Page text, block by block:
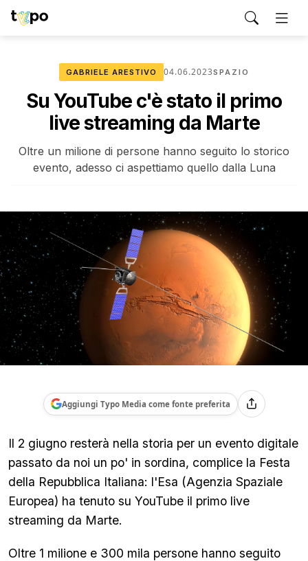
GABRIELE ARESTIVO 04.06.2023SPAZIO
Su YouTube c'è stato il primo
live streaming da Marte
Oltre un milione di persone hanno seguito lo storico
evento, adesso ci aspettiamo quello dalla Luna
Aggiungi Typo Media come fonte preferita
Il 2 giugno resterà nella storia per un evento digitale
passato da noi un po' in sordina, complice la Festa
della Repubblica Italiana: l'Esa (Agenzia Spaziale
Europea) ha tenuto su YouTube il primo live
streaming da Marte.
Oltre 1 milione e 300 mila persone hanno seguito